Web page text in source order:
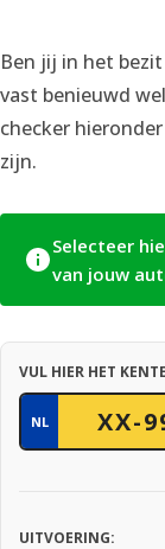
Ben jij in het
vast benieuwd
checker
zijn.
Selecteer
van jouw
VUL HIER HET
NL
UITVOERING: